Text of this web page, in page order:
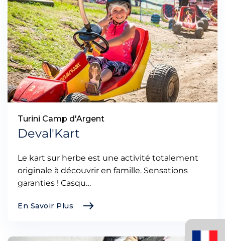
Turini Camp d'Argent
Deval'Kart
Le kart sur herbe est une activité totalement
originale à découvrir en famille. Sensations
garanties ! Casqu…
En Savoir Plus